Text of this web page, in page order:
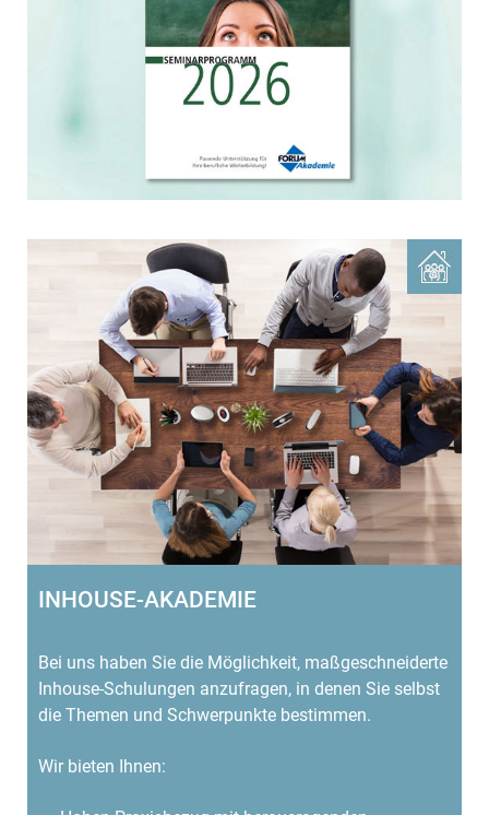
INHOUSE-AKADEMIE
Bei uns haben Sie die Möglichkeit, maßgeschneiderte
Inhouse-Schulungen anzufragen, in denen Sie selbst
die Themen und Schwerpunkte bestimmen.
Wir bieten Ihnen: